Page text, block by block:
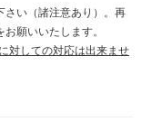
さい（諸注意あり）。再
願いいたします。
対しての対応は出来ませ